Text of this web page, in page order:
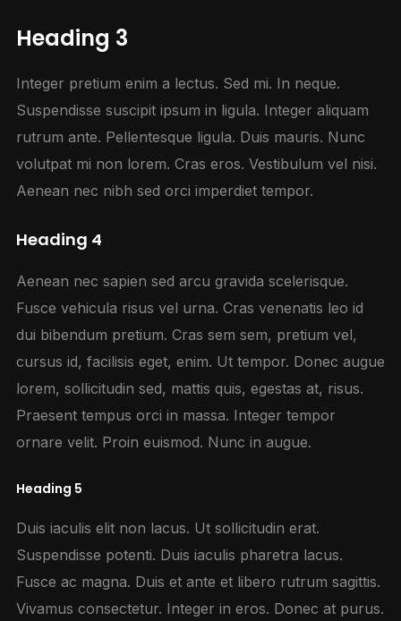
Heading 3
Integer pretium enim a lectus. Sed mi. In neque.
Suspendisse suscipit ipsum in ligula. Integer aliquam
rutrum ante. Pellentesque ligula. Duis mauris. Nunc
volutpat mi non lorem. Cras eros. Vestibulum vel nisi.
Aenean nec nibh sed orci imperdiet tempor.
Heading 4
Aenean nec sapien sed arcu gravida scelerisque.
Fusce vehicula risus vel urna. Cras venenatis leo id
dui bibendum pretium. Cras sem sem, pretium vel,
cursus id, facilisis eget, enim. Ut tempor. Donec augue
lorem, sollicitudin sed, mattis quis, egestas at, risus.
Praesent tempus orci in massa. Integer tempor
ornare velit. Proin euismod. Nunc in augue.
Heading 5
Duis iaculis elit non lacus. Ut sollicitudin erat.
Suspendisse potenti. Duis iaculis pharetra lacus.
Fusce ac magna. Duis et ante et libero rutrum sagittis.
Vivamus consectetur. Integer in eros. Donec at purus.